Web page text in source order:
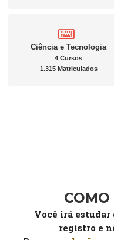
Ciência e Tecnologia
4 Cursos
1.315 Matriculados
Você irá estudar
registro e